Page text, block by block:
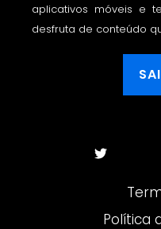
aplicativos móveis e
desfruta de conteúdo
Política